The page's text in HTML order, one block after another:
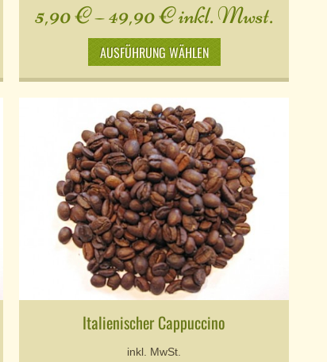
5,90€–49,90€inkl. Mwst.
AUSFÜHRUNG WÄHLEN
Italienischer Cappuccino
inkl. MwSt.